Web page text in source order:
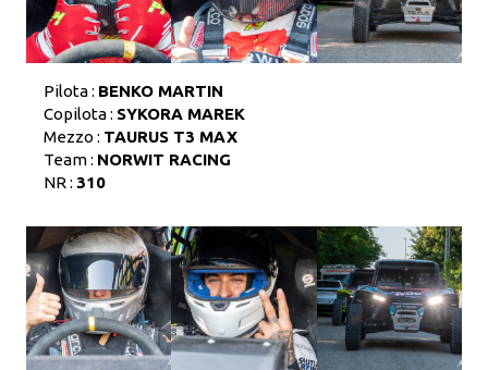
Pilota : BENKO MARTIN
Copilota : SYKORA MAREK
Mezzo : TAURUS T3 MAX
Team : NORWIT RACING
NR : 310